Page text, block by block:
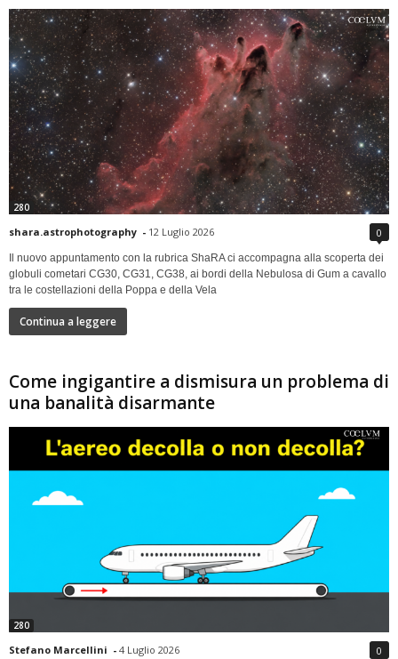
280
shara.astrophotography - 12 Luglio 2026 0
Il nuovo appuntamento con la rubrica ShaRA ci accompagna alla scoperta dei
globuli cometari CG30, CG31, CG38, ai bordi della Nebulosa di Gum a cavallo
tra le costellazioni della Poppa e della Vela
Continua a leggere
Come ingigantire a dismisura un problema di
una banalità disarmante
280
Stefano Marcellini - 4 Luglio 2026 0